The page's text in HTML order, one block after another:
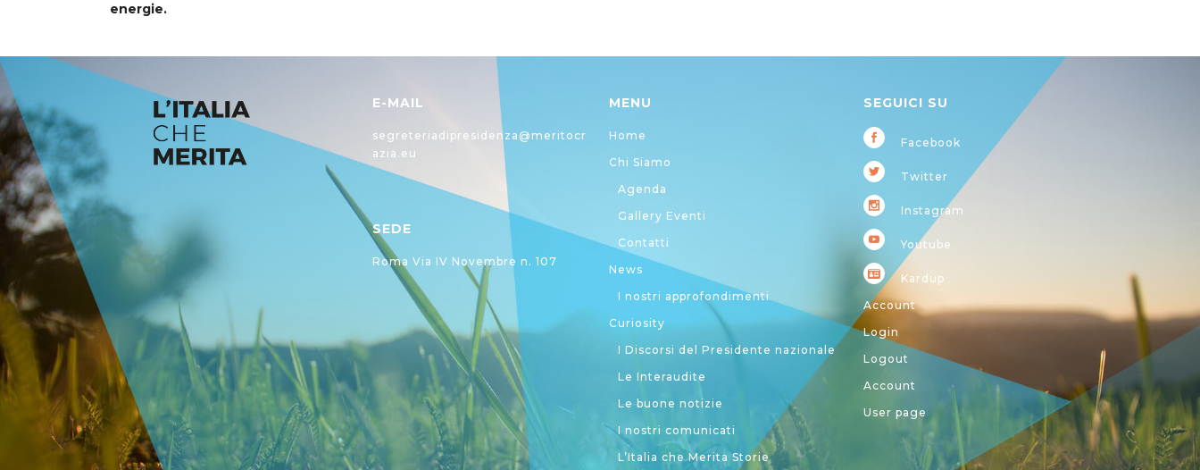
energie.
E-MAIL
segreteriadipresidenza@meritocr
azia.eu
SEDE
Roma Via IV Novembre n. 107
MENU
Home
Chi Siamo
Agenda
Gallery Eventi
Contatti
News
I nostri approfondimenti
Curiosity
I Discorsi del Presidente nazionale
Le Interaudite
Le buone notizie
I nostri comunicati
L’Italia che Merita Storie
SEGUICI SU
Facebook
Twitter
Instagram
Youtube
Kardup
Account
Login
Logout
Account
User page